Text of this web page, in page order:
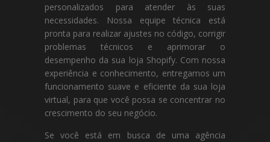
personalizados para atender às suas
necessidades. Nossa equipe técnica está
pronta para realizar ajustes no código, corrigir
problemas técnicos e aprimorar o
desempenho da sua loja Shopify. Com nossa
experiência e conhecimento, entregamos um
funcionamento suave e eficiente da sua loja
virtual, para que você possa se concentrar no
crescimento do seu negócio.
Se você está em busca de uma agência